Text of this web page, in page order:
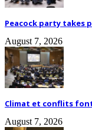
Peacock party takes
August 7, 2026
Climat et conflits
August 7, 2026